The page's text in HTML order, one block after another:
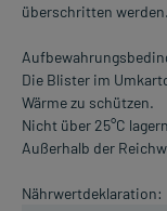
überschritten werden.
Die Blister im
Wärme zu schützen.
Nicht über 25°C
Außerhalb der
Nährwertdeklaration: